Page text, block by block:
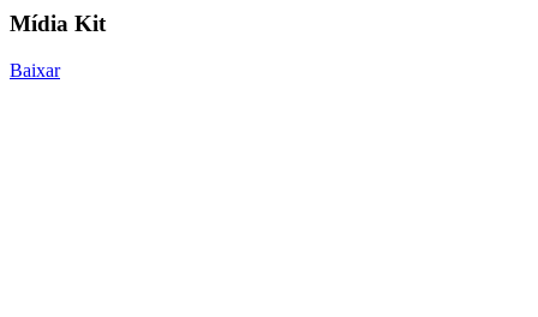
Mídia Kit
Baixar